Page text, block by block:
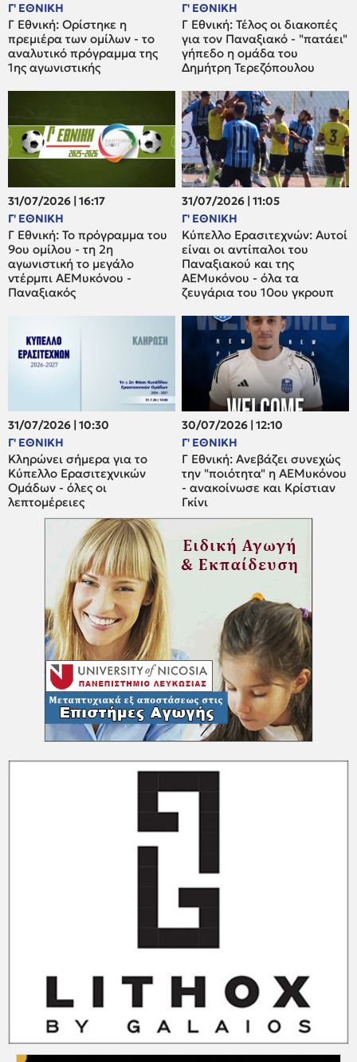
Γ' ΕΘΝΙΚΗ
Γ Εθνική: Ορίστηκε η
πρεμιέρα των ομίλων - το
αναλυτικό πρόγραμμα της
1ης αγωνιστικής
Γ' ΕΘΝΙΚΗ
Γ Εθνική: Τέλος οι διακοπές
για τον Παναξιακό - "πατάει"
γήπεδο η ομάδα του
Δημήτρη Τερεζόπουλου
31/07/2026 | 16:17
Γ' ΕΘΝΙΚΗ
Γ Εθνική: Το πρόγραμμα του
9ου ομίλου - τη 2η
αγωνιστική το μεγάλο
ντέρμπι ΑΕΜυκόνου -
Παναξιακός
31/07/2026 | 11:05
Γ' ΕΘΝΙΚΗ
Κύπελλο Ερασιτεχνών: Αυτοί
είναι οι αντίπαλοι του
Παναξιακού και της
ΑΕΜυκόνου - όλα τα
ζευγάρια του 10ου γκρουπ
31/07/2026 | 10:30
Γ' ΕΘΝΙΚΗ
Κληρώνει σήμερα για το
Κύπελλο Ερασιτεχνικών
Ομάδων - όλες οι
λεπτομέρειες
30/07/2026 | 12:10
Γ' ΕΘΝΙΚΗ
Γ Εθνική: Ανεβάζει συνεχώς
την "ποιότητα" η ΑΕΜυκόνου
- ανακοίνωσε και Κρίστιαν
Γκίνι